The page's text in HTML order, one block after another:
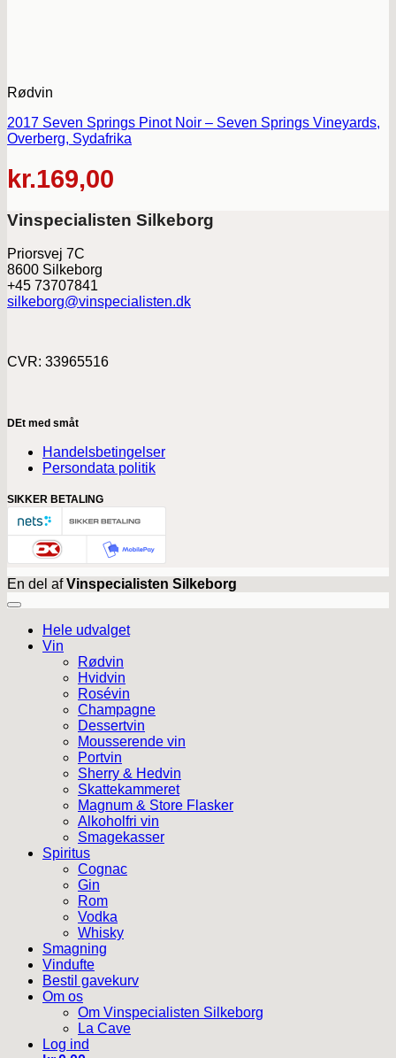
Rødvin
2017 Seven Springs Pinot Noir – Seven Springs Vineyards,
Overberg, Sydafrika
kr.169,00
Vinspecialisten Silkeborg
Priorsvej 7C
8600 Silkeborg
+45 73707841
silkeborg@vinspecialisten.dk
CVR: 33965516
DEt med småt
Handelsbetingelser
Persondata politik
SIKKER BETALING
En del afVinspecialisten Silkeborg
Hele udvalget
Vin
Rødvin
Hvidvin
Rosévin
Champagne
Dessertvin
Mousserende vin
Portvin
Sherry & Hedvin
Skattekammeret
Magnum & Store Flasker
Alkoholfri vin
Smagekasser
Spiritus
Cognac
Gin
Rom
Vodka
Whisky
Smagning
Vindufte
Bestil gavekurv
Om os
Om Vinspecialisten Silkeborg
La Cave
Log ind